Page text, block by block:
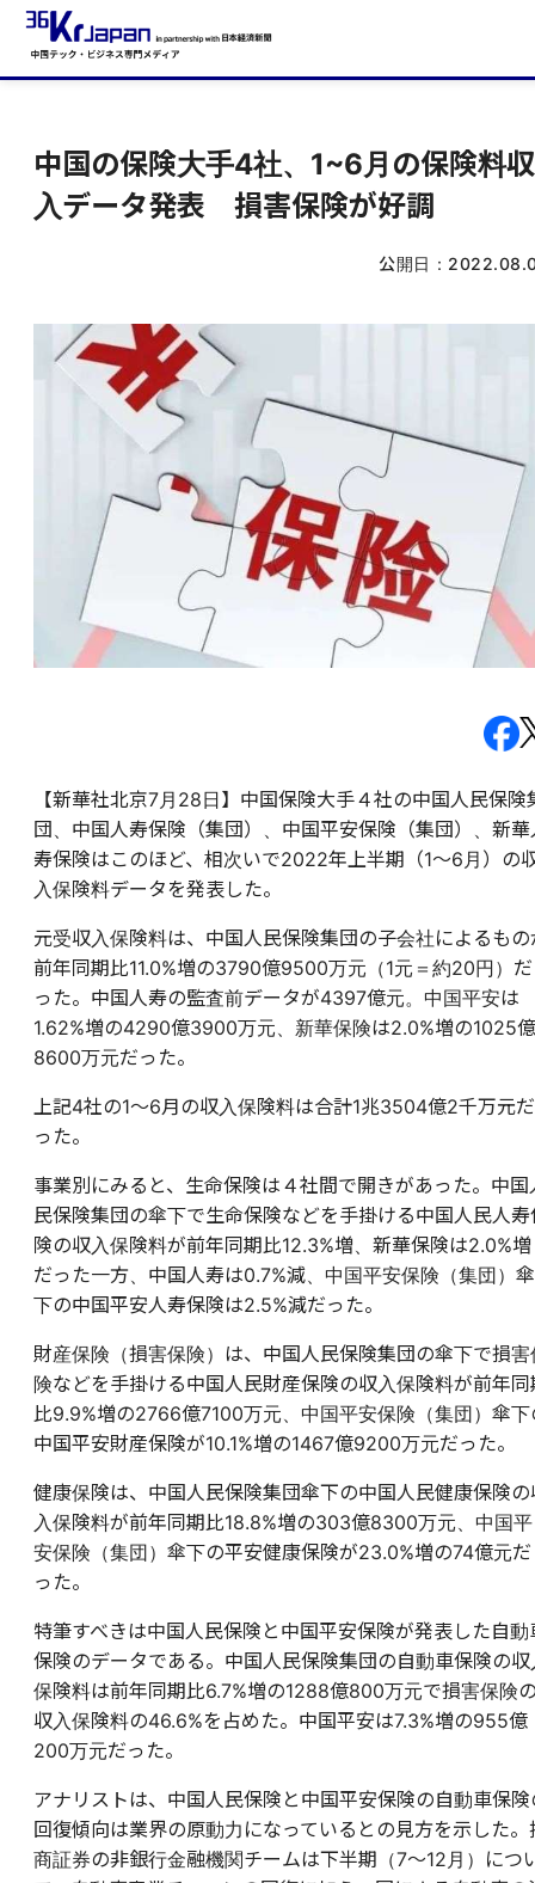
中国の保険大手4社、1~6月の保険料収
入データ発表 損害保険が好調
公開日：
【新華社北京7月28日】中国保険大手４社の中国人民保険
団、中国人寿保険（集団）、中国平安保険（集団）、新華
寿保険はこのほど、相次いで2022年上半期（1～6月）の
入保険料データを発表した。
元受収入保険料は、中国人民保険集団の子会社によるもの
前年同期比11.0%増の3790億9500万元（1元＝約20円）だ
った。中国人寿の監査前データが4397億元。中国平安は
1.62%増の4290億3900万元、新華保険は2.0%増の1025億
8600万元だった。
上記4社の1～6月の収入保険料は合計1兆3504億2千万元だ
った。
事業別にみると、生命保険は４社間で開きがあった。中国
民保険集団の傘下で生命保険などを手掛ける中国人民人寿
険の収入保険料が前年同期比12.3%増、新華保険は2.0%増
だった一方、中国人寿は0.7%減、中国平安保険（集団）傘
下の中国平安人寿保険は2.5%減だった。
財産保険（損害保険）は、中国人民保険集団の傘下で損害
険などを手掛ける中国人民財産保険の収入保険料が前年同
比9.9%増の2766億7100万元、中国平安保険（集団）傘下
中国平安財産保険が10.1%増の1467億9200万元だった。
健康保険は、中国人民保険集団傘下の中国人民健康保険の
入保険料が前年同期比18.8%増の303億8300万元、中国平
安保険（集団）傘下の平安健康保険が23.0%増の74億元だ
った。
特筆すべきは中国人民保険と中国平安保険が発表した自動
保険のデータである。中国人民保険集団の自動車保険の収
保険料は前年同期比6.7%増の1288億800万元で損害保険
収入保険料の46.6%を占めた。中国平安は7.3%増の955億
200万元だった。
アナリストは、中国人民保険と中国平安保険の自動車保険
回復傾向は業界の原動力になっているとの見方を示した。
商証券の非銀行金融機関チームは下半期（7～12月）につ